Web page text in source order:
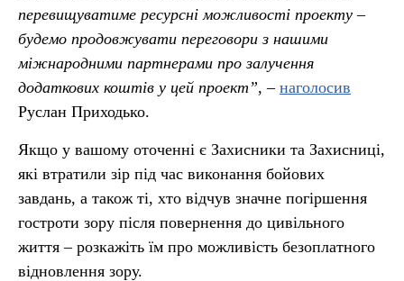
перевищуватиме ресурсні можливості проекту –
будемо продовжувати переговори з нашими
міжнародними партнерами про залучення
додаткових коштів у цей проект”, – наголосив
Руслан Приходько.
Якщо у вашому оточенні є Захисники та Захисниці,
які втратили зір під час виконання бойових
завдань, а також ті, хто відчув значне погіршення
гостроти зору після повернення до цивільного
життя – розкажіть їм про можливість безоплатного
відновлення зору.